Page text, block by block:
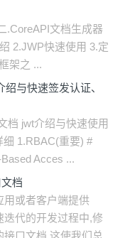
.CoreAPI文档生成器
2.JWP快速使用 3.定
架之 ...
与快速签发认证、
档 jwt介绍与快速使用
1.RBAC(重要) #
Acces ...
档
用或者客户端提供
迭代的开发过程中,修
口文档,这使我们总